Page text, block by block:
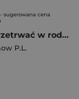
- sugerowana cena
Jak przetrwać w rodzinie patchworkowej?
P.L.